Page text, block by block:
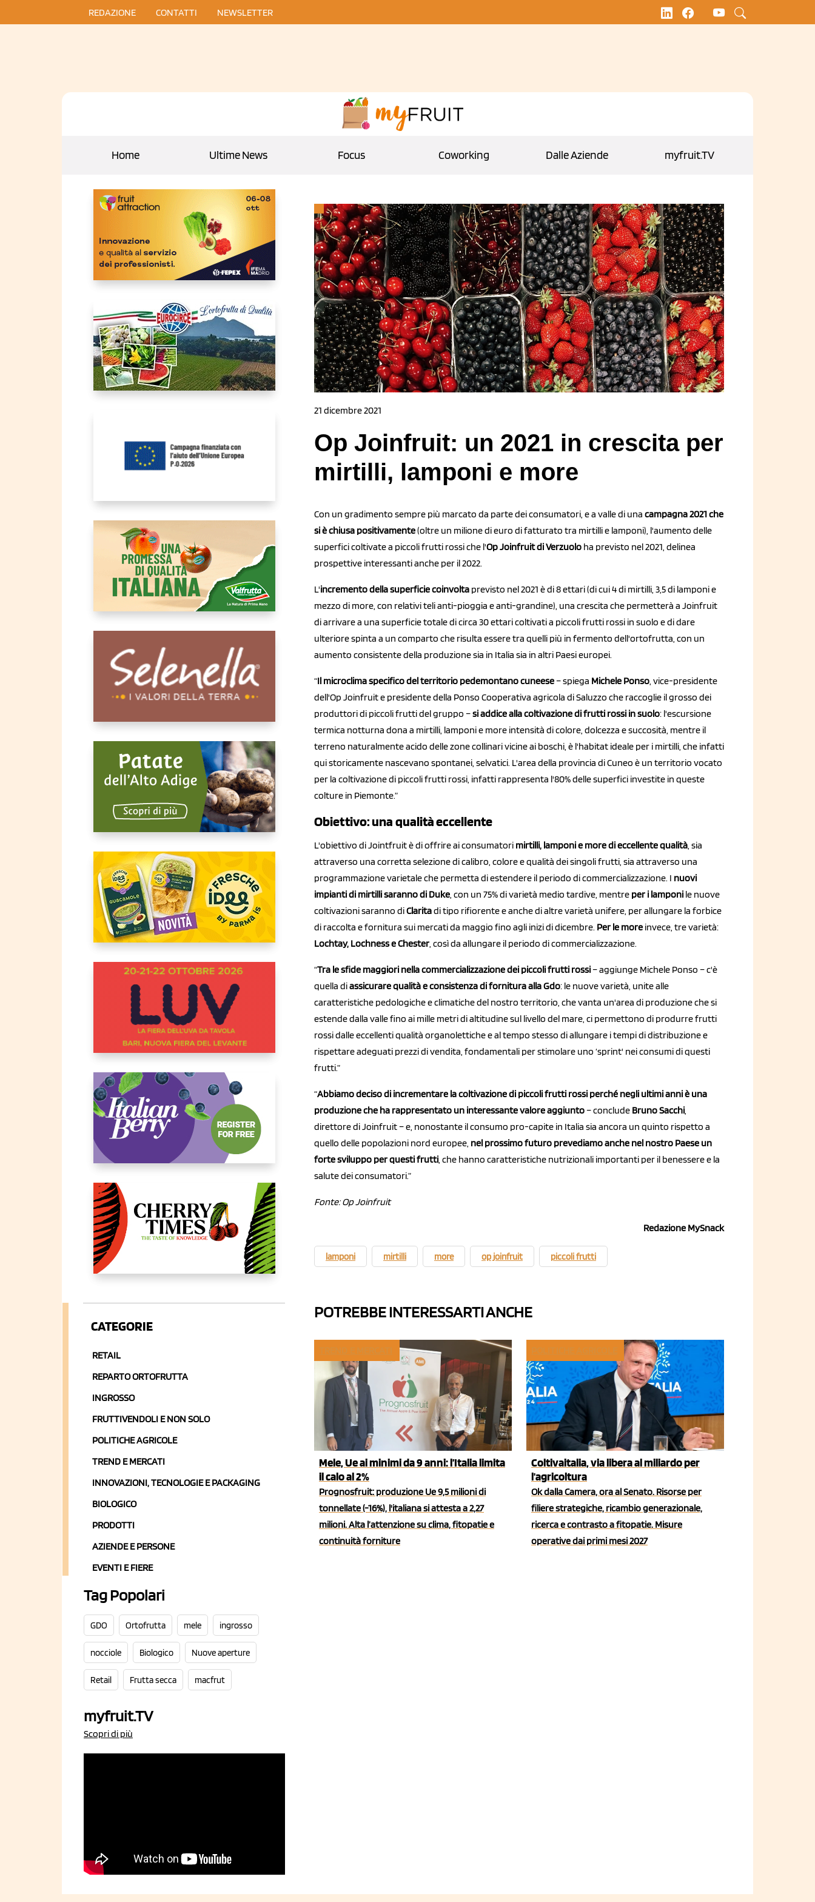
REDAZIONE CONTATTI NEWSLETTER
Home Ultime News Focus Coworking Dalle Aziende myfruit.TV
CATEGORIE
RETAIL
REPARTO ORTOFRUTTA
INGROSSO
FRUTTIVENDOLI E NON SOLO
POLITICHE AGRICOLE
TREND E MERCATI
INNOVAZIONI, TECNOLOGIE E PACKAGING
BIOLOGICO
PRODOTTI
AZIENDE E PERSONE
EVENTI E FIERE
Tag Popolari
GDO Ortofrutta mele ingrosso
nocciole Biologico Nuove aperture
Retail Frutta secca macfrut
myfruit.TV
Scopri di più
21 dicembre 2021
Op Joinfruit: un 2021 in crescita per
mirtilli, lamponi e more
Con un gradimento sempre più marcato da parte dei consumatori, e a valle di una campagna 2021 che
si è chiusa positivamente(oltre un milione di euro di fatturato tra mirtilli e lamponi), l'aumento delle
superfici coltivate a piccoli frutti rossi che l'Op Joinfruit di Verzuolo ha previsto nel 2021, delinea
prospettive interessanti anche per il 2022.
L'incremento della superficie coinvolta previsto nel 2021 è di 8 ettari (di cui 4 di mirtilli, 3,5 di lamponi e
mezzo di more, con relativi teli anti-pioggia e anti-grandine), una crescita che permetterà a Joinfruit
di arrivare a una superficie totale di circa 30 ettari coltivati a piccoli frutti rossi in suolo e di dare
ulteriore spinta a un comparto che risulta essere tra quelli più in fermento dell'ortofrutta, con un
aumento consistente della produzione sia in Italia sia in altri Paesi europei.
“Il microclima specifico del territorio pedemontano cuneese– spiega Michele Ponso, vice-presidente
dell'Op Joinfruit e presidente della Ponso Cooperativa agricola di Saluzzo che raccoglie il grosso dei
produttori di piccoli frutti del gruppo –si addice alla coltivazione di frutti rossi in suolo: l'escursione
termica notturna dona a mirtilli, lamponi e more intensità di colore, dolcezza e succosità, mentre il
terreno naturalmente acido delle zone collinari vicine ai boschi, è l'habitat ideale per i mirtilli, che infatti
qui storicamente nascevano spontanei, selvatici. L'area della provincia di Cuneo è un territorio vocato
per la coltivazione di piccoli frutti rossi, infatti rappresenta l'80% delle superfici investite in queste
colture in Piemonte.”
Obiettivo: una qualità eccellente
L'obiettivo di Jointfruit è di offrire ai consumatori mirtilli, lamponi e more di eccellente qualità, sia
attraverso una corretta selezione di calibro, colore e qualità dei singoli frutti, sia attraverso una
programmazione varietale che permetta di estendere il periodo di commercializzazione. I nuovi
impianti di mirtilli saranno di Duke, con un 75% di varietà medio tardive, mentre per i lamponi le nuove
coltivazioni saranno diClaritadi tipo rifiorente e anche di altre varietà unifere, per allungare la forbice
di raccolta e fornitura sui mercati da maggio fino agli inizi di dicembre. Per le more invece, tre varietà:
Lochtay, Lochness e Chester, così da allungare il periodo di commercializzazione.
“Tra le sfide maggiori nella commercializzazione dei piccoli frutti rossi– aggiunge Michele Ponso – c'è
quella diassicurare qualità e consistenza di fornitura alla Gdo: le nuove varietà, unite alle
caratteristiche pedologiche e climatiche del nostro territorio, che vanta un'area di produzione che si
estende dalla valle fino ai mille metri di altitudine sul livello del mare, ci permettono di produrre frutti
rossi dalle eccellenti qualità organolettiche e al tempo stesso di allungare i tempi di distribuzione e
rispettare adeguati prezzi di vendita, fondamentali per stimolare uno ‘sprint' nei consumi di questi
frutti.”
“Abbiamo deciso di incrementare la coltivazione di piccoli frutti rossi perché negli ultimi anni è una
produzione che ha rappresentato un interessante valore aggiunto– conclude Bruno Sacchi,
direttore di Joinfruit – e, nonostante il consumo pro-capite in Italia sia ancora un quinto rispetto a
quello delle popolazioni nord europee, nel prossimo futuro prevediamo anche nel nostro Paese un
forte sviluppo per questi frutti, che hanno caratteristiche nutrizionali importanti per il benessere e la
salute dei consumatori.”
Fonte: Op Joinfruit
Redazione MySnack
lamponi mirtilli more op joinfruit piccoli frutti
POTREBBE INTERESSARTI ANCHE
Mele, Ue ai minimi da 9 anni: l’Italia limita
il calo al 2%
Prognosfruit: produzione Ue 9,5 milioni di
tonnellate (-16%), l'italiana si attesta a 2,27
milioni. Alta l’attenzione su clima, fitopatie e
continuità forniture
Coltivaitalia, via libera al miliardo per
l'agricoltura
Ok dalla Camera, ora al Senato. Risorse per
filiere strategiche, ricambio generazionale,
ricerca e contrasto a fitopatie. Misure
operative dai primi mesi 2027